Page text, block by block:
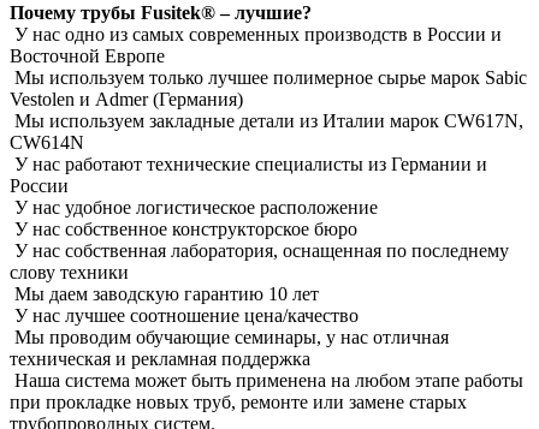
Почему трубы Fusitek® – лучшие?
У нас одно из самых современных производств в России и
Восточной Европе
Мы используем только лучшее полимерное сырье марок Sabic
Vestolen и Admer (Германия)
Мы используем закладные детали из Италии марок CW617N,
CW614N
У нас работают технические специалисты из Германии и
России
У нас удобное логистическое расположение
У нас собственное конструкторское бюро
У нас собственная лаборатория, оснащенная по последнему
слову техники
Мы даем заводскую гарантию 10 лет
У нас лучшее соотношение цена/качество
Мы проводим обучающие семинары, у нас отличная
техническая и рекламная поддержка
Наша система может быть применена на любом этапе работы
при прокладке новых труб, ремонте или замене старых
трубопроводных систем.